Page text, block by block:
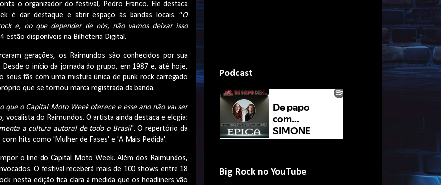
o organizador do festival, Pedro Franco. Ele destaca
é dar destaque e abrir espaço às bandas locais. “O
e, no que depender de nós, não vamos deixar isso
estão disponíveis na Bilheteria Digital.
gerações, os Raimundos são conhecidos por sua
o início da jornada do grupo, em 1987 e, até hoje,
seus fãs com uma mistura única de punk rock carregado
que se tornou marca registrada da banda.
que o Capital Moto Week oferece e esse ano não vai ser
vocalista do Raimundos. O artista ainda destaca e elogia:
a cultura autoral de todo o Brasil". O repertório da
hits como 'Mulher de Fases' e 'A Mais Pedida'.
o line do Capital Moto Week. Além dos Raimundos,
O festival receberá mais de 100 shows entre 18
nesta edição fica clara à medida que os headliners vão
Podcast
Big Rock no YouTube